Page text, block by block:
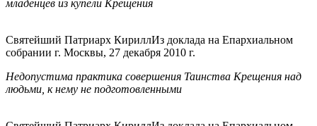
младенцев из купели Крещения
Святейший Патриарх КириллИз доклада на Епархиальном
собрании г. Москвы, 27 декабря 2010 г.
Недопустима практика совершения Таинства Крещения над
людьми, к нему не подготовленными